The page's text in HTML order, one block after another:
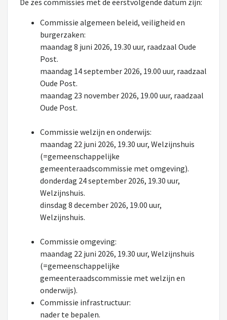
De zes commissies met de eerstvolgende datum zijn:
Commissie algemeen beleid, veiligheid en
burgerzaken:
maandag 8 juni 2026, 19.30 uur, raadzaal Oude
Post.
maandag 14 september 2026, 19.00 uur, raadzaal
Oude Post.
maandag 23 november 2026, 19.00 uur, raadzaal
Oude Post.
Commissie welzijn en onderwijs:
maandag 22 juni 2026, 19.30 uur, Welzijnshuis
(=gemeenschappelijke
gemeenteraadscommissie met omgeving).
donderdag 24 september 2026, 19.30 uur,
Welzijnshuis.
dinsdag 8 december 2026, 19.00 uur,
Welzijnshuis.
Commissie omgeving:
maandag 22 juni 2026, 19.30 uur, Welzijnshuis
(=gemeenschappelijke
gemeenteraadscommissie met welzijn en
onderwijs).
Commissie infrastructuur:
nader te bepalen.